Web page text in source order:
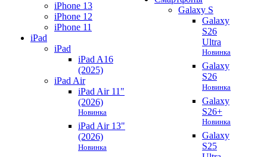
iPhone 13
iPhone 12
iPhone 11
iPad
iPad
iPad A16
(2025)
iPad Air
iPad Air 11"
(2026)
Новинка
iPad Air 13"
(2026)
Новинка
Galaxy S
Galaxy
S26
Ultra
Новинка
Galaxy
S26
Новинка
Galaxy
S26+
Новинка
Galaxy
S25